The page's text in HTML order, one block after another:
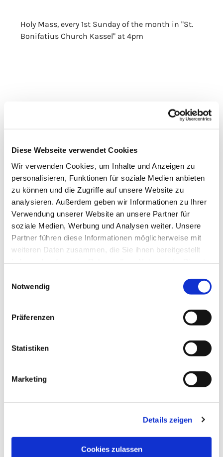
Diese Webseite verwendet Cookies
Wir verwenden Cookies, um Inhalte und Anzeigen zu
personalisieren, Funktionen für soziale Medien anbieten
zu können und die Zugriffe auf unsere Website zu
analysieren. Außerdem geben wir Informationen zu Ihrer
Verwendung unserer Website an unsere Partner für
soziale Medien, Werbung und Analysen weiter. Unsere
Partner führen diese Informationen möglicherweise mit
weiteren Daten zusammen, die Sie ihnen bereitgestellt
Notwendig
Präferenzen
Statistiken
Marketing
Details zeigen
Cookies zulassen
Holy Mass, every 1st Sunday of the month in "St.
Bonifatius Church Kassel" at 4pm